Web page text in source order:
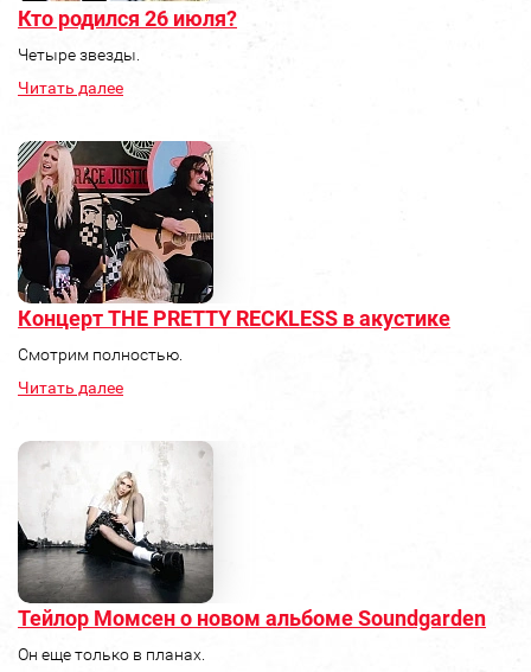
Кто родился 26 июля?
Четыре звезды.
Читать далее
Концерт THE PRETTY RECKLESS в акустике
Смотрим полностью.
Читать далее
Тейлор Момсен о новом альбоме Soundgarden
Он еще только в планах.